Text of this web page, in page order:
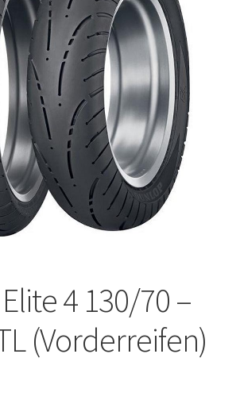
4 130/70 –
(Vorderreifen)